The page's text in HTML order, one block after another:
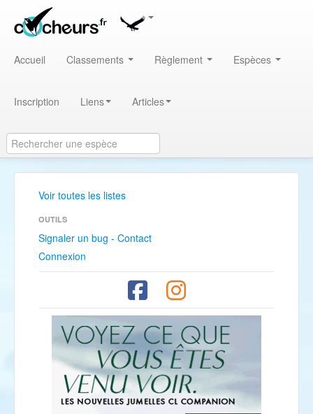
Accueil Classements Règlement Espèces
Inscription Liens Articles
Voir toutes les listes
OUTILS
Signaler un bug - Contact
Connexion